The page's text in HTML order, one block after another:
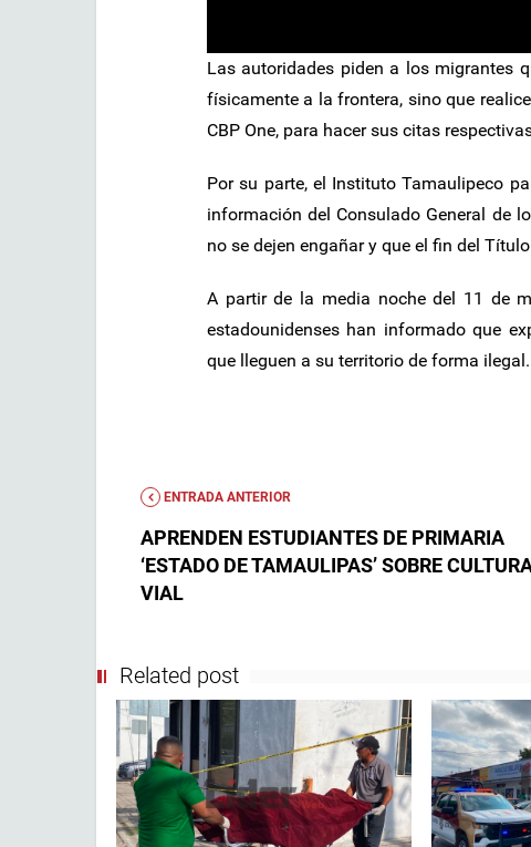
Las autoridades piden a los migrantes
físicamente a la frontera, sino que
CBP One, para hacer sus citas
Por su parte, el Instituto Tamaulipeco
información del Consulado General de
no se dejen engañar y que el fin del
A partir de la media noche del 11 de
estadounidenses han informado que
que lleguen a su territorio de forma ilegal.
ENTRADA ANTERIOR
APRENDEN ESTUDIANTES DE PRIMARIA
‘ESTADO DE TAMAULIPAS’ SOBRE
VIAL
Related post